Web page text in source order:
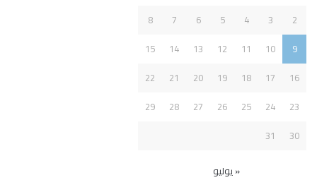
2
3
4
5
6
7
8
9
10
11
12
13
14
15
16
17
18
19
20
21
22
23
24
25
26
27
28
29
30
31
« يوليو